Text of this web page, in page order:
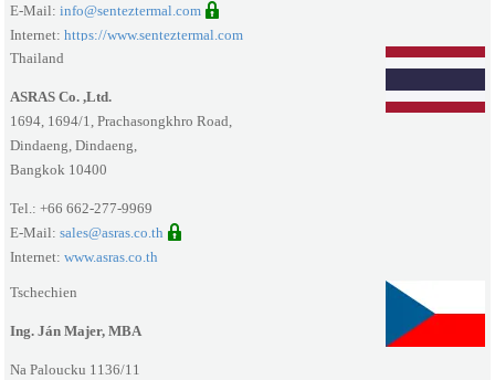
E-Mail:info@senteztermal.com
Internet:https://www.senteztermal.com
Thailand
ASRAS Co. ,Ltd.
1694, 1694/1, Prachasongkhro Road,
Dindaeng, Dindaeng,
Bangkok 10400
Tel.: +66 662-277-9969
E-Mail:sales@asras.co.th
Internet:www.asras.co.th
Tschechien
Ing. Ján Majer, MBA
Na Paloucku 1136/11